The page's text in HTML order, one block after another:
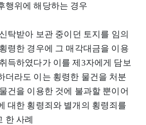
행위에 해당하는 경우
탁받아 보관 중이던 토지를 임의
령한 경우에 그 매각대금을 이용
득하였다가 이를 제3자에게 담보
더라도 이는 횡령한 물건을 처분
건을 이용한 것에 불과할 뿐이어
대한 횡령죄와 별개의 횡령죄를
한 사례